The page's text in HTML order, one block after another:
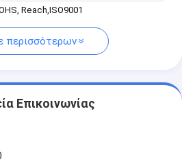
Reach,ISO9001
περισσότερων
Επικοινωνίας